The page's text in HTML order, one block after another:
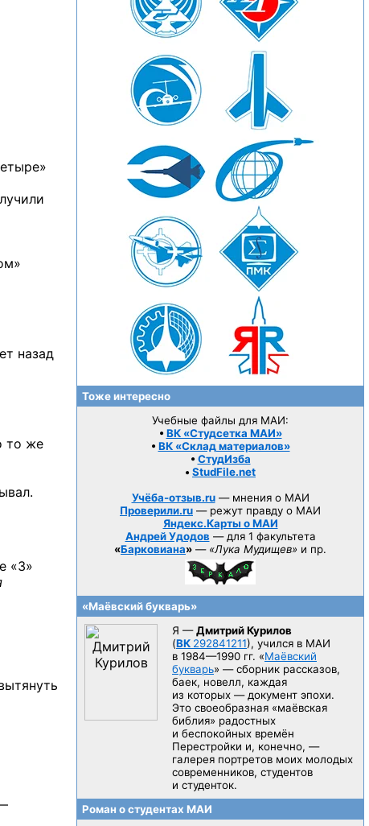
назад
то же
«3»
Тоже интересно
Учебные файлы для МАИ:
• ВК «Студсетка МАИ»
• ВК «Склад материалов»
• СтудИзба
• StudFile.net
Учёба-отзыв.ru— мнения о МАИ
Проверили.ru — режут правду о МАИ
Яндекс.Карты о МАИ
Андрей Удодов — для 1 факультета
«Барковиана» — «Лука Мудищев» и пр.
«Маёвский букварь»
Я —Дмитрий Курилов
(ВК 292841211), учился в МАИ
в 1984—1990 гг. «Маёвский
букварь» — сборник рассказов,
баек, новелл, каждая
из которых — документ эпохи.
Это своеобразная «маёвская
библия» радостных
и беспокойных времён
Перестройки и, конечно, —
галерея портретов моих молодых
современников, студентов
и студенток.
Роман о студентах МАИ